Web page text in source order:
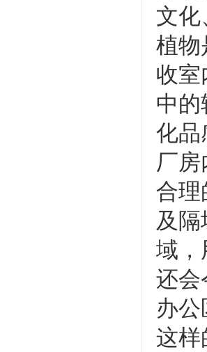
文化
植物
收室
中的
化品
厂
合理
及
域，
还会
办
这样